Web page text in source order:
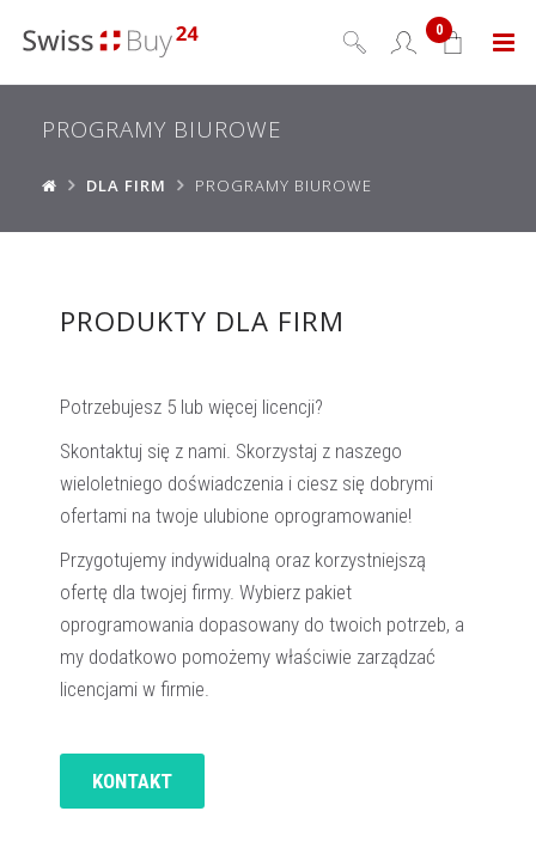
Menu
0
PROGRAMY BIUROWE
DLA FIRM PROGRAMY BIUROWE
PRODUKTY DLA FIRM
Potrzebujesz 5 lub więcej licencji?
Skontaktuj się z nami. Skorzystaj z naszego
wieloletniego doświadczenia i ciesz się dobrymi
ofertami na twoje ulubione oprogramowanie!
Przygotujemy indywidualną oraz korzystniejszą
ofertę dla twojej firmy. Wybierz pakiet
oprogramowania dopasowany do twoich potrzeb, a
my dodatkowo pomożemy właściwie zarządzać
licencjami w firmie.
KONTAKT